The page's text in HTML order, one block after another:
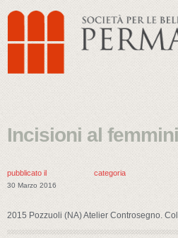
Incisioni al
pubblicato il
30 Marzo 2016
categoria
2015 Pozzuoli (NA) Atelier Controsegno.